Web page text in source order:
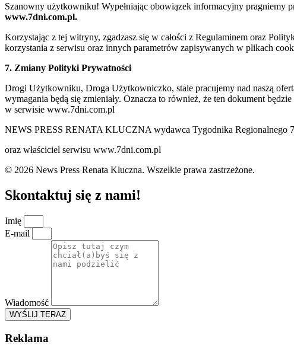
Szanowny użytkowniku! Wypełniając obowiązek informacyjny pragniemy
www.7dni.com.pl.
Korzystając z tej witryny, zgadzasz się w całości z Regulaminem oraz
korzystania z serwisu oraz innych parametrów zapisywanych w plikach
7. Zmiany Polityki Prywatności
Drogi Użytkowniku, Droga Użytkowniczko, stale pracujemy nad naszą
wymagania będą się zmieniały. Oznacza to również, że ten dokument
w serwisie www.7dni.com.pl
NEWS PRESS RENATA KLUCZNA wydawca Tygodnika Regionalnego
oraz właściciel serwisu www.7dni.com.pl
© 2026 News Press Renata Kluczna. Wszelkie prawa zastrzeżone.
Skontaktuj się z nami!
Imię
E-mail
Wiadomość
WYŚLIJ TERAZ
Reklama